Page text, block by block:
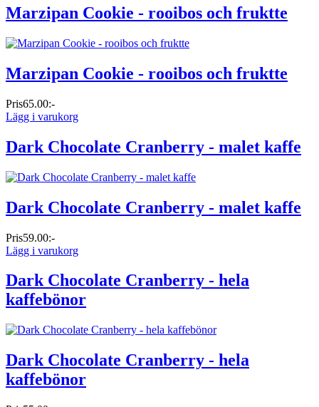
Marzipan Cookie - rooibos och fruktte
Marzipan Cookie - rooibos och fruktte
Pris65.00:-
Lägg i varukorg
Dark Chocolate Cranberry - malet kaffe
Dark Chocolate Cranberry - malet kaffe
Pris59.00:-
Lägg i varukorg
Dark Chocolate Cranberry - hela
kaffebönor
Dark Chocolate Cranberry - hela
kaffebönor